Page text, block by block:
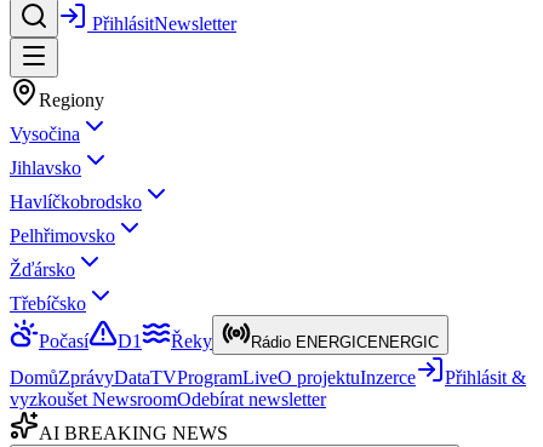
PřihlásitNewsletter
Regiony
Vysočina
Jihlavsko
Havlíčkobrodsko
Pelhřimovsko
Žďársko
Třebíčsko
Počasí
D1 Řeky Rádio ENERGICENERGIC
DomůZprávyDataTVProgramLiveO projektuInzerce
Přihlásit &
vyzkoušet NewsroomOdebírat newsletter
AI BREAKING NEWS